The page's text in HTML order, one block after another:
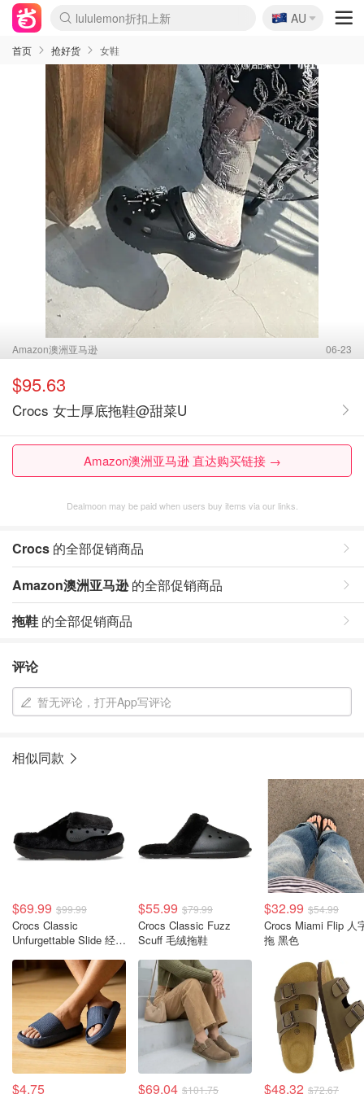
lululemon折扣上新
Sasa美妆护肤3.5折
SSENSE年中3折
FreshBeauty好价汇总
Cettire降价+叠9折
Farfetch折上8折
WWS Coles超市实拍
viagogo二手票捡漏
Myer清仓1折起
The Outnet奢牌1折起
David Jones 3折起
Flannels大牌1折
Perfumes Club护肤1折
AMIRO返校季6.2折
Oweek抽奖送Airpods
Amazon折扣汇总
eToro入金$200送$50
Amazon数码好物
ICONIC本周7.5折
ThedoubleF高奢地板价
Moose Knuckles 6折
丝芙兰5折起
EUFY官网3.7折起
Selenichast首饰2折
Trip机票酒店促销
YSL送5件彩妆礼
Amazon家居好物
BIGBANG巡演开票
David Jones时尚3折
Amazon美妆护肤
雅漾大喷$8
过敏原检测盒$33
伊索独家赠50ml沐浴露
科颜氏清仓3折
SEALIFE海洋馆门票6折
丝塔芙大白罐$16
订阅Newsletter送香薰
Cult Beauty 6.8折
Harrods圣诞日历2.3折
LN-CC奢牌私促3折
d'Alba空姐喷雾$16
EVE LOM套装逆天2折
Bernardelli独家4折
Adore Beauty 6折起
CT圣诞日历
Mytheresa奢品2.7折
Luxury Escapes 9折
Currentbody美容仪9折
MOON Garden Live
ALLSAINTS美衣3折
Roborock扫地机3.7折
Tingo Life水杯$24
Valentino官网5折
CR洗发护发6.3折
修丽可套装7.4折
🇦🇺
AU
首页 抢好货 女鞋
Amazon澳洲亚马逊 06-23
$95.63
Crocs 女士厚底拖鞋@甜菜U
Amazon澳洲亚马逊 直达购买链接 →
Dealmoon may be paid when users buy items via our links.
Crocs 的全部促销商品
Amazon澳洲亚马逊的全部促销商品
拖鞋 的全部促销商品
评论
暂无评论，打开App写评论
相似同款
$69.99 $99.99
Crocs Classic
Unfurgettable Slide 经典
$55.99 $79.99
Crocs Classic Fuzz
Scuff 毛绒拖鞋
$32.99 $54.99
Crocs Miami Flip 人
拖 黑色
$4.75 $69.04 $101.75 $48.32 $72.67